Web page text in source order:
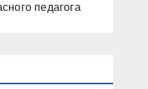
педагога